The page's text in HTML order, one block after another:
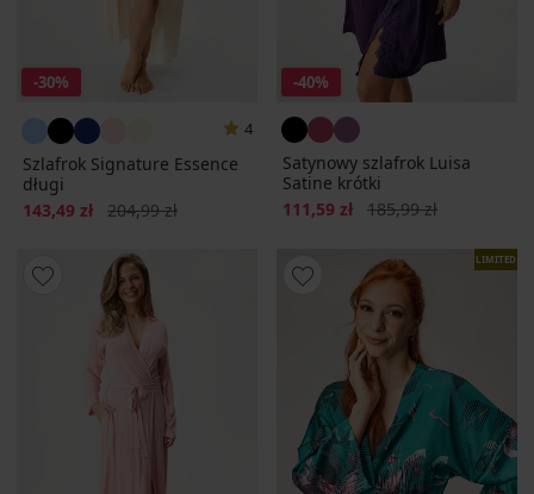
-30%
4
Szlafrok Signature Essence
długi
Zniżka
143,49 zł Pierwotna cena
204,99 zł
-40%
Satynowy szlafrok Luisa
Satine krótki
Zniżka
111,59 zł Pierwotna cena
185,99 zł
LIMITED